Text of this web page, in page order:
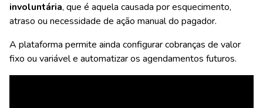
involuntária, que é aquela causada por esquecimento,
atraso ou necessidade de ação manual do pagador.
A plataforma permite ainda configurar cobranças de valor
fixo ou variável e automatizar os agendamentos futuros.